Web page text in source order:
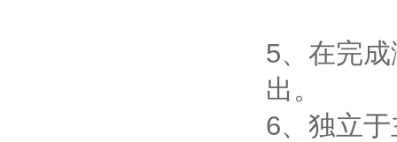
5、在完
出。
6、独立